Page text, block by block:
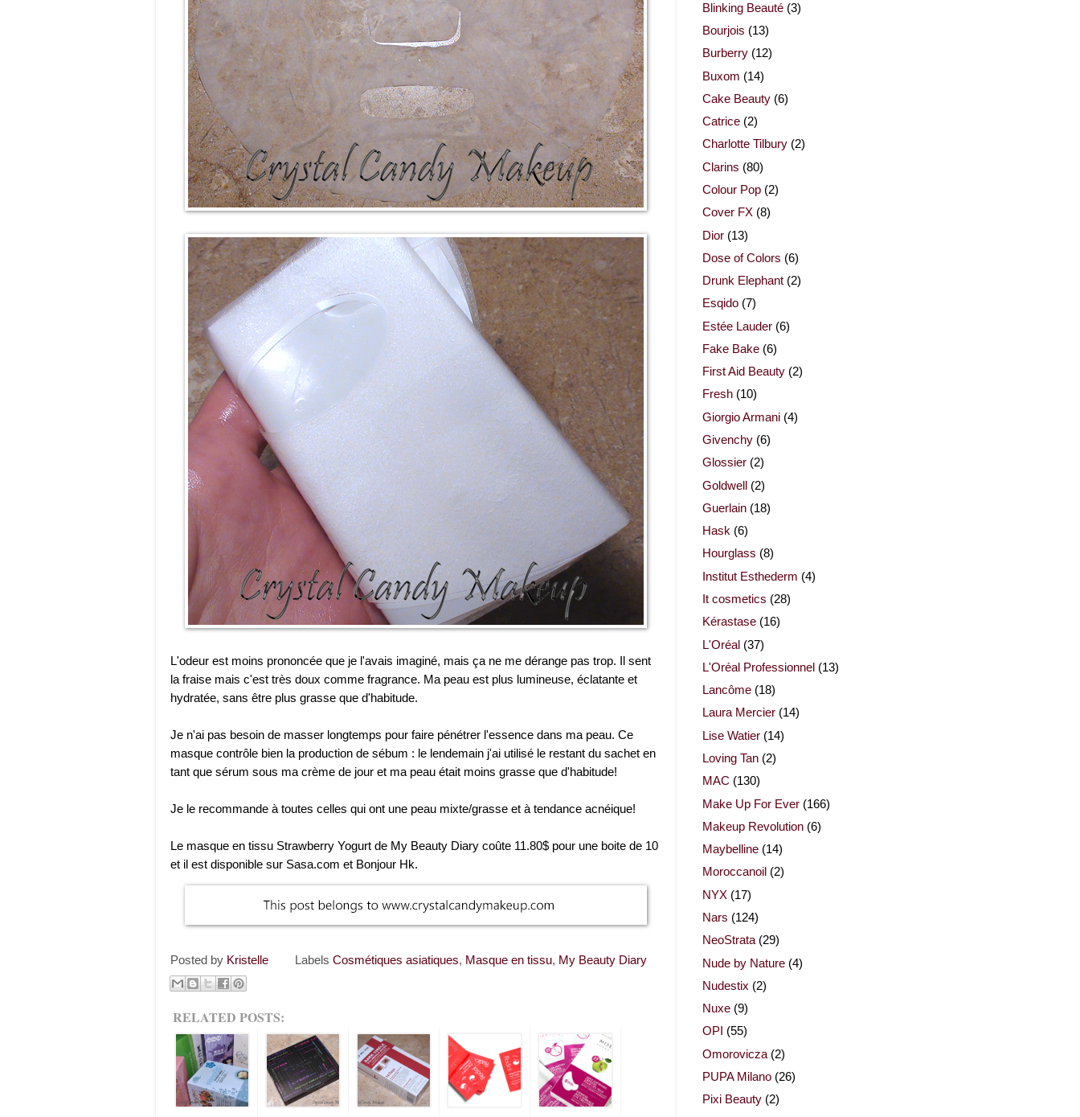
L'odeur est moins prononcée que je l'avais imaginé, mais ça ne me dérange pas trop. Il sent
la fraise mais c'est très doux comme fragrance. Ma peau est plus lumineuse, éclatante et
hydratée, sans être plus grasse que d'habitude.
Je n'ai pas besoin de masser longtemps pour faire pénétrer l'essence dans ma peau. Ce
masque contrôle bien la production de sébum : le lendemain j'ai utilisé le restant du sachet en
tant que sérum sous ma crème de jour et ma peau était moins grasse que d'habitude!
Je le recommande à toutes celles qui ont une peau mixte/grasse et à tendance acnéique!
Le masque en tissu Strawberry Yogurt de My Beauty Diary coûte 11.80$ pour une boite de 10
et il est disponible sur Sasa.com et Bonjour Hk.
Posted by Kristelle LabelsCosmétiques asiatiques, Masque en tissu, My Beauty Diary
RELATED POSTS:
Blinking Beauté (3)
Bourjois (13)
Burberry (12)
Buxom (14)
Cake Beauty (6)
Catrice (2)
Charlotte Tilbury (2)
Clarins (80)
Colour Pop (2)
Cover FX (8)
Dior (13)
Dose of Colors (6)
Drunk Elephant (2)
Esqido (7)
Estée Lauder (6)
Fake Bake (6)
First Aid Beauty (2)
Fresh (10)
Giorgio Armani (4)
Givenchy (6)
Glossier (2)
Goldwell (2)
Guerlain (18)
Hask (6)
Hourglass (8)
Institut Esthederm (4)
It cosmetics (28)
Kérastase (16)
L'Oréal (37)
L'Oréal Professionnel (13)
Lancôme (18)
Laura Mercier (14)
Lise Watier (14)
Loving Tan (2)
MAC (130)
Make Up For Ever (166)
Makeup Revolution (6)
Maybelline (14)
Moroccanoil (2)
NYX (17)
Nars (124)
NeoStrata (29)
Nude by Nature (4)
Nudestix (2)
Nuxe (9)
OPI (55)
Omorovicza (2)
PUPA Milano (26)
Pixi Beauty (2)